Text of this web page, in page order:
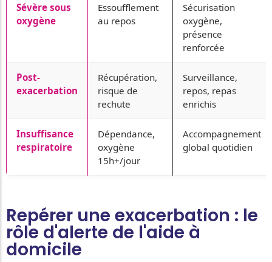
Sévère sous
oxygène
Essoufflement
au repos
Sécurisation
oxygène,
présence
renforcée
Post-
exacerbation
Récupération,
risque de
rechute
Surveillance,
repos, repas
enrichis
Insuffisance
respiratoire
Dépendance,
oxygène
15h+/jour
Accompagnement
global quotidien
Repérer une exacerbation : le
rôle d'alerte de l'aide à
domicile